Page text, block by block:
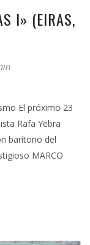
I» (EIRAS,
El próximo 23
Rafa Yebra
barítono del
MARCO